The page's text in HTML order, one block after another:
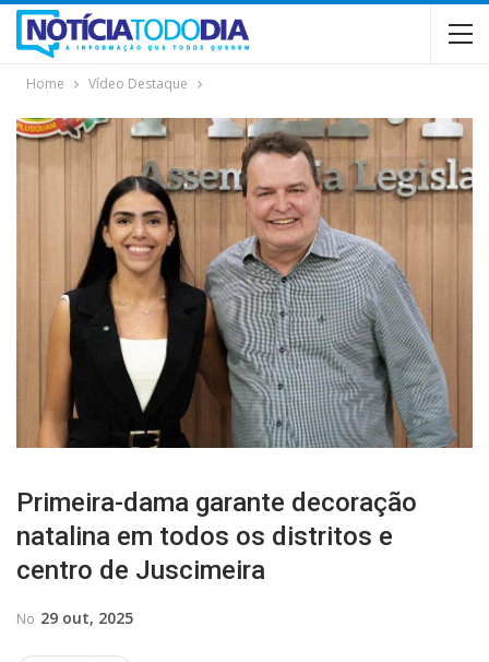
Home Vídeo Destaque
Primeira-dama garante decoração
natalina em todos os distritos e
centro de Juscimeira
No 29 out, 2025